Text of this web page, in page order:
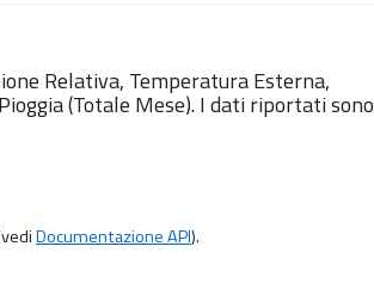
Relativa, Temperatura Esterna,
(Totale Mese). I dati riportati sono
Documentazione API).